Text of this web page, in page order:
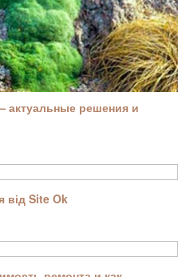
актуальные решения и
від Site Ok